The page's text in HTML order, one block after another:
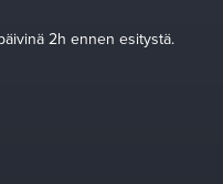
2h ennen esitystä.